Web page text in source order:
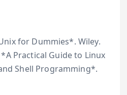
for Dummies*. Wiley.
*A Practical Guide to Linux
Shell Programming*.